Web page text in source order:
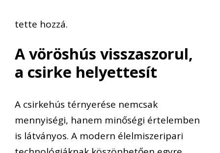
tette hozzá.
A vöröshús visszaszorul,
a csirke helyettesít
A csirkehús térnyerése nemcsak
mennyiségi, hanem minőségi értelemben
is látványos. A modern élelmiszeripari